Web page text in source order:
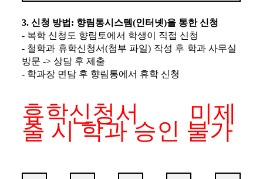
3. 신청 방법 : 향림통시스템(인터넷)을 통한 신청
- 복학 신청도 향림토에서 학생이 직접 신청
- 철학과 휴학신청서(첨부 파일) 작성 후 학과 사무실
방문 -> 상담 후 제출
- 학과장 면담 후 향림통에서 휴학 신청
휴학신청서 미제
출 시 학과 승인 불가